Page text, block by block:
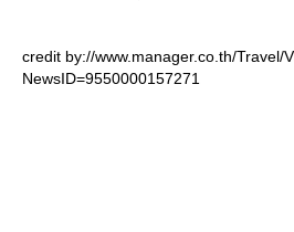
credit by://www.manager.co.th/Travel/
NewsID=9550000157271